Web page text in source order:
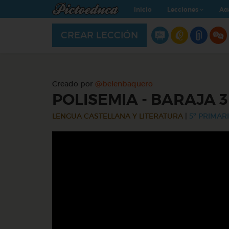
Inicio Lecciones
CREAR LECCIÓN
Creado por @belenbaquero
POLISEMIA - BARAJA 3
LENGUA CASTELLANA Y LITERATURA 5º